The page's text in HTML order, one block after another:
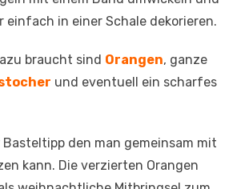
einfach in einer Schale dekorieren.
braucht sind Orangen, ganze
und eventuell ein scharfes
Basteltipp den man gemeinsam mit
kann. Die verzierten Orangen